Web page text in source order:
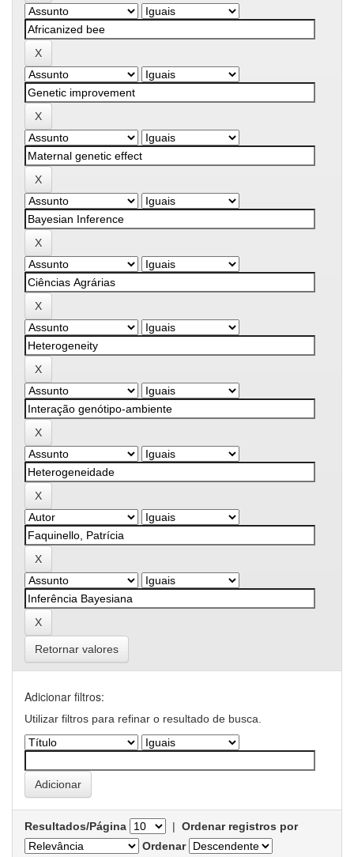
Retornar valores
Adicionar filtros:
Utilizar filtros para refinar o resultado de busca.
Resultados/Página | Ordenar registros por
Ordenar